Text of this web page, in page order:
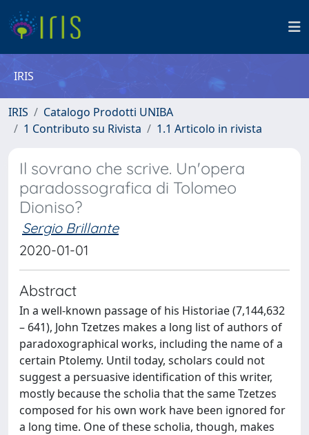
IRIS
IRIS
Catalogo Prodotti UNIBA
1 Contributo su Rivista
1.1 Articolo in rivista
Il sovrano che scrive. Un'opera
paradossografica di Tolomeo
Dioniso?
Sergio Brillante
2020-01-01
Abstract
In a well-known passage of his Historiae (7,144,632
– 641), John Tzetzes makes a long list of authors of
paradoxographical works, including the name of a
certain Ptolemy. Until today, scholars could not
suggest a persuasive identification of this writer,
mostly because the scholia that the same Tzetzes
composed for his own work have been ignored for
a long time. One of these scholia, though, makes